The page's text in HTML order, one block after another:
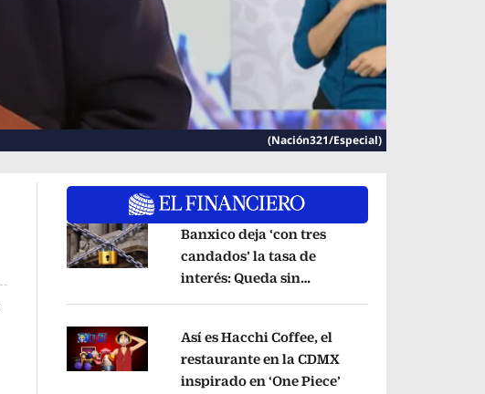
(Nación321/Especial)
Opens in new window
Banxico deja ‘con tres
candados’ la tasa de
interés: Queda sin
Opens in new window
Así es Hacchi Coffee, el
restaurante en la CDMX
inspirado en ‘One Piece’